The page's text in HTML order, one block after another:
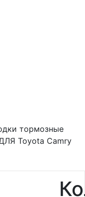
тормозные
Toyota Camry